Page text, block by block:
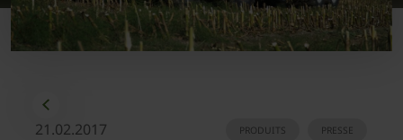
21.02.2017 PRESSE
PRODUITS